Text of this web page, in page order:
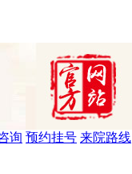
询 预约挂号 来院路线